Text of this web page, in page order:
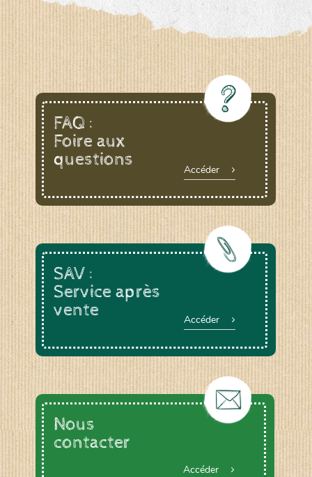
FAQ :
Foire aux
questions
Accéder
SAV :
Service après
vente
Accéder
Nous
contacter
Accéder